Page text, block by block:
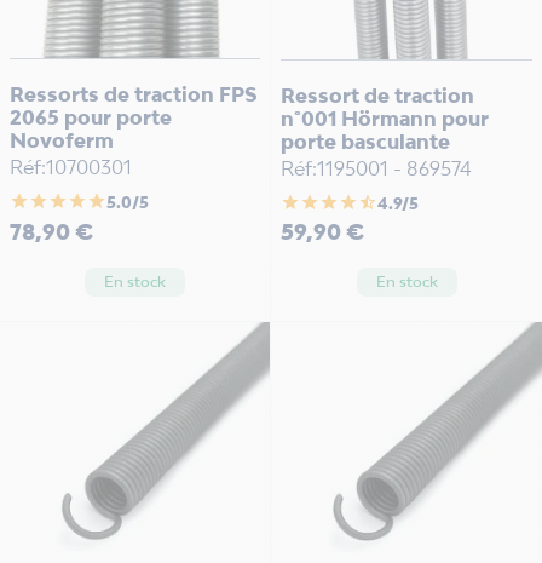
Ressorts de traction FPS
2065 pour porte
Novoferm
Réf:10700301
star star star star star5.0/5
Prix
78,90 €
En stock
Ressort de traction
n°001 Hörmann pour
porte basculante
Réf:1195001 - 869574
star star star star star_half4.9/5
Prix
59,90 €
En stock